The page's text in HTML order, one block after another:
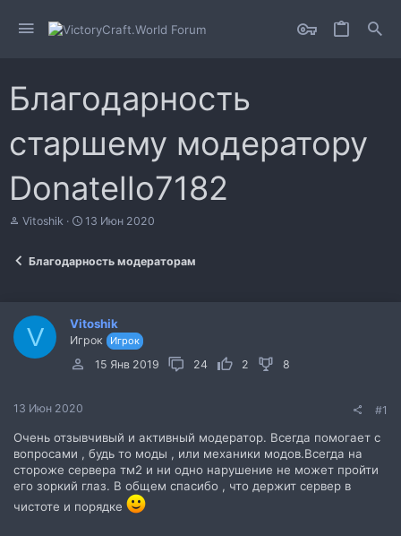
Благодарность
старшему модератору
Donatello7182
А
м
Vitoshik
Д
а
а
л
13 Июн 2020
Благодарность модераторам
V Vitoshik
Игрок Игрок
15 Янв 2019 24 2 8
13 Июн 2020 #1
Очень отзывчивый и активный модератор. Всегда помогает с
вопросами , будь то моды , или механики модов.Всегда на
стороже сервера тм2 и ни одно нарушение не может пройти
его зоркий глаз. В общем спасибо , что держит сервер в
чистоте и порядке